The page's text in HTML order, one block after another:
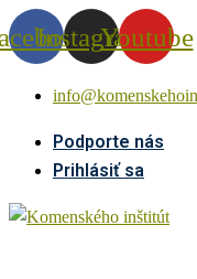
InstagramYoutube
Podporte nás
Prihlásiť sa